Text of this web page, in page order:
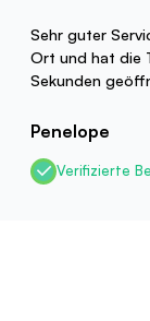
Sehr guter
Ort und hat die
Sekunden
Penelope
Verifizierte